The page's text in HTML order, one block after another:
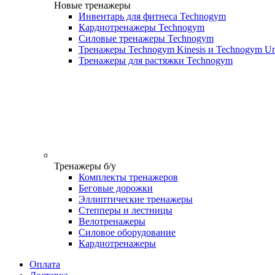
Новые тренажеры
Инвентарь для фитнеса Technogym
Кардиотренажеры Technogym
Силовые тренажеры Technogym
Тренажеры Technogym Kinesis и Technogym
Тренажеры для растяжки Technogym
Тренажеры б/у
Комплекты тренажеров
Беговые дорожки
Эллиптические тренажеры
Степперы и лестницы
Велотренажеры
Силовое оборудование
Кардиотренажеры
Оплата